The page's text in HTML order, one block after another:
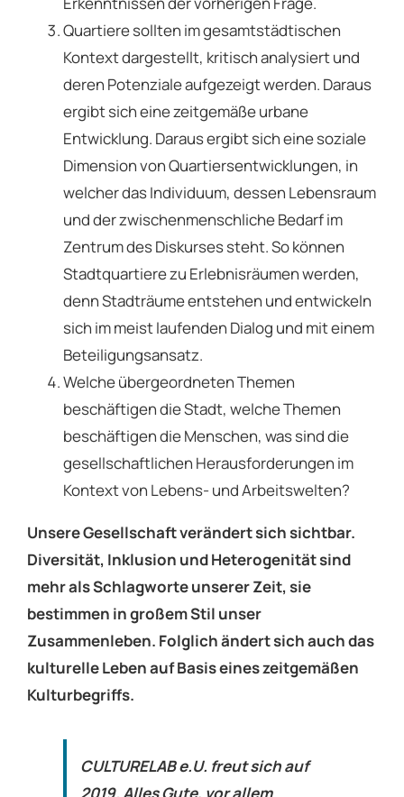
Quartiere sollten im gesamtstädtischen
Kontext dargestellt, kritisch analysiert und
deren Potenziale aufgezeigt werden. Daraus
ergibt sich eine zeitgemäße urbane
Entwicklung. Daraus ergibt sich eine soziale
Dimension von Quartiersentwicklungen, in
welcher das Individuum, dessen Lebensraum
und der zwischenmenschliche Bedarf im
Zentrum des Diskurses steht. So können
Stadtquartiere zu Erlebnisräumen werden,
denn Stadträume entstehen und entwickeln
sich im meist laufenden Dialog und mit einem
Beteiligungsansatz.
Welche übergeordneten Themen
beschäftigen die Stadt, welche Themen
beschäftigen die Menschen, was sind die
gesellschaftlichen Herausforderungen im
Kontext von Lebens- und Arbeitswelten?
Unsere Gesellschaft verändert sich sichtbar.
Diversität, Inklusion und Heterogenität sind
mehr als Schlagworte unserer Zeit, sie
bestimmen in großem Stil unser
Zusammenleben. Folglich ändert sich auch das
kulturelle Leben auf Basis eines zeitgemäßen
Kulturbegriffs.
CULTURELAB e.U. freut sich auf